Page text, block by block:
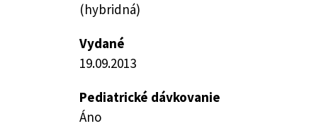
(hybridná)
Vydané
19.09.2013
Pediatrické dávkovanie
Áno